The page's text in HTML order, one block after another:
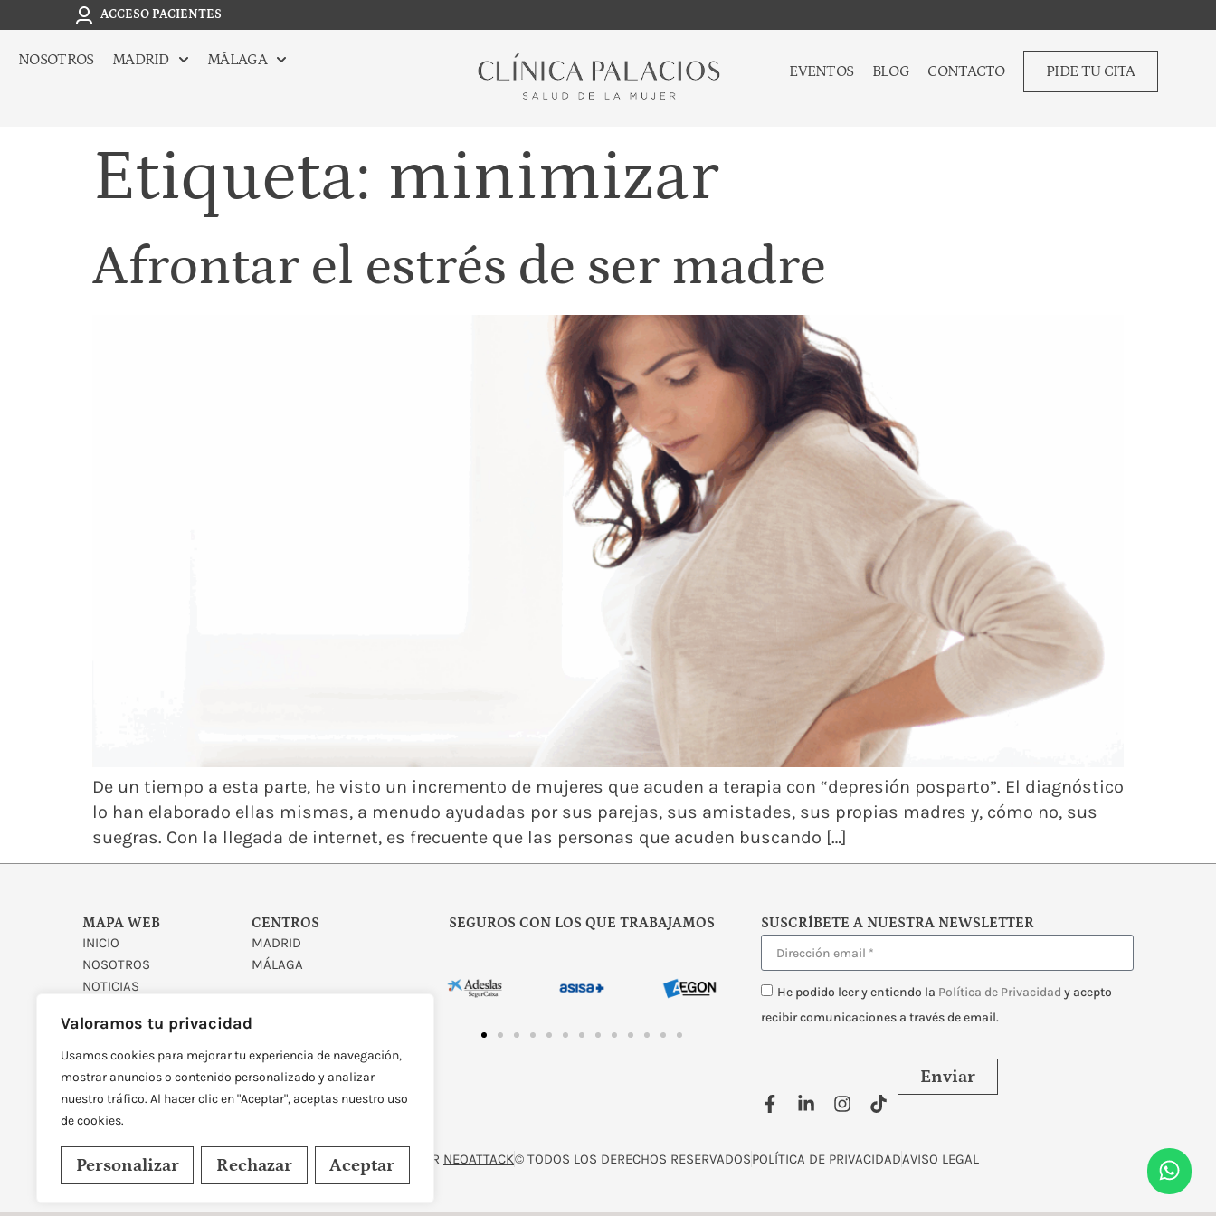
Valoramos tu privacidad
Usamos cookies para mejorar tu experiencia de navegación,
mostrar anuncios o contenido personalizado y analizar
nuestro tráfico. Al hacer clic en "Aceptar", aceptas nuestro uso
de cookies.
Personalizar Rechazar Aceptar
ACCESO PACIENTES
NOSOTROS MADRID MÁLAGA
EVENTOS BLOG CONTACTO PIDE TU CITA
Etiqueta: minimizar
Afrontar el estrés de ser madre
De un tiempo a esta parte, he visto un incremento de mujeres que acuden a terapia con “depresión posparto”. El diagnóstico
lo han elaborado ellas mismas, a menudo ayudadas por sus parejas, sus amistades, sus propias madres y, cómo no, sus
suegras. Con la llegada de internet, es frecuente que las personas que acuden buscando […]
MAPA WEB
INICIO
NOSOTROS
NOTICIAS
CENTROS
MADRID
MÁLAGA
SEGUROS CON LOS QUE TRABAJAMOS SUSCRÍBETE A NUESTRA NEWSLETTER
He podido leer y entiendo la Política de Privacidad y acepto
recibir comunicaciones a través de email.
Enviar
DISEÑADO Y DESARROLLADO POR NEOATTACK© TODOS LOS DERECHOS RESERVADOSPOLÍTICA DE PRIVACIDADAVISO LEGAL